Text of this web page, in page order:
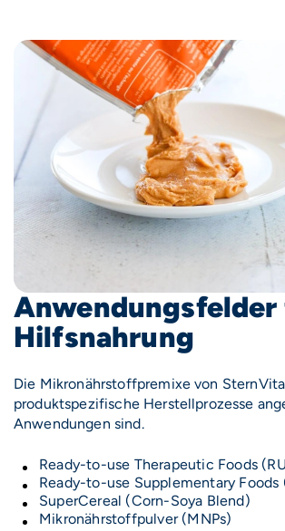
Hilfsnahrung
Die Mikronährstoffpremixe von
produktspezifische Herstellprozesse
Anwendungen sind.
Ready-to-use Therapeutic Foods
Ready-to-use Supplementary Foods
SuperCereal (Corn-Soya Blend)
Mikronährstoffpulver (MNPs)